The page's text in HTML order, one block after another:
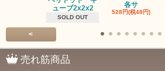
ューブ2x2x2
SOLD OUT
各サ
528円(税48円)
<
売れ筋商品